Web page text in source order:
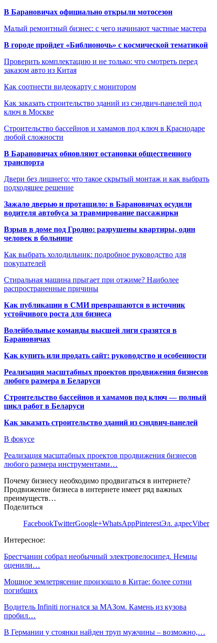
В Барановичах официально открыли мотосезон
Малый ремонтный бизнес: с чего начинают частные мастера
В городе пройдет «Библионочь» с космической тематикой
Проверить комплектацию и не только: что смотреть перед
заказом авто из Китая
Как соотнести видеокарту с монитором
Как заказать строительство зданий из сэндвич-панелей под
ключ в Москве
Строительство бассейнов и хамамов под ключ в Краснодаре
любой сложности
В Барановичах обновляют остановки общественного
транспорта
Двери без лишнего: что такое скрытый монтаж и как выбрать
подходящее решение
Зажало дверью и протащило: в Барановичах осудили
водителя автобуса за травмирование пассажирки
Взрыв в доме под Гродно: разрушены квартиры, один
человек в больнице
Как выбрать холодильник: подробное руководство для
покупателей
Стиральная машина прыгает при отжиме? Наиболее
распространенные причины
Как публикации в СМИ превращаются в источник
устойчивого роста для бизнеса
Волейбольные команды высшей лиги сразятся в
Барановичах
Как купить или продать сайт: руководство и особенности
Реализация масштабных проектов продвижения бизнесов
любого размера в Беларуси
Строительство бассейнов и хамамов под ключ — полный
цикл работ в Беларуси
Как заказать строительство зданий из сэндвич-панелей
В фокусе
Реализация масштабных проектов продвижения бизнесов
любого размера инструментами…
Почему бизнесу необходимо продвигаться в интернете?
Продвижение бизнеса в интернете имеет ряд важных
преимуществ…
Поделиться
FacebookTwitterGoogle+WhatsAppPinterestЭл. адресViber
Интересное:
Брестчанин собрал необычный электровелосипед. Немцы
оценили…
Мощное землетрясение произошло в Китае: более сотни
погибших
Водитель Infiniti погнался за МАЗом. Камень из кузова
пробил…
В Германии у стоянки найден труп мужчины – возможно,…